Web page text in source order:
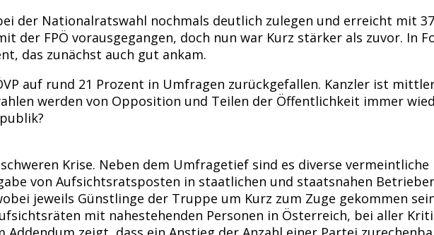
der Nationalratswahl nochmals deutlich zulegen und erreicht mit
der FPÖ vorausgegangen, doch nun war Kurz stärker als zuvor. In
das zunächst auch gut ankam.
auf rund 21 Prozent in Umfragen zurückgefallen. Kanzler ist
werden von Opposition und Teilen der Öffentlichkeit immer
Krise. Neben dem Umfragetief sind es diverse
von Aufsichtsratsposten in staatlichen und staatsnahen
jeweils Günstlinge der Truppe um Kurz zum Zuge gekommen
mit nahestehenden Personen in Österreich, bei aller